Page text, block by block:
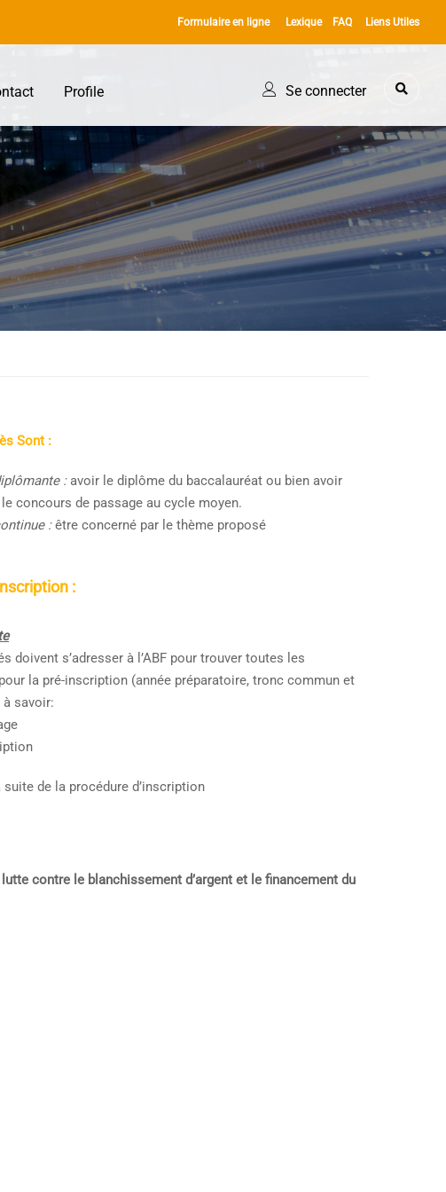
Formulaire en ligne Lexique FAQ Liens Utiles
Profile Se connecter
Sont :
:avoir le diplôme du baccalauréat ou bien avoir
concours de passage au cycle moyen.
:être concerné par le thème proposé
:
doivent s’adresser à l’ABF pour trouver toutes les
la pré-inscription (année préparatoire, tronc commun et
savoir:
suite de la procédure d’inscription
contre le blanchissement d’argent et le financement du